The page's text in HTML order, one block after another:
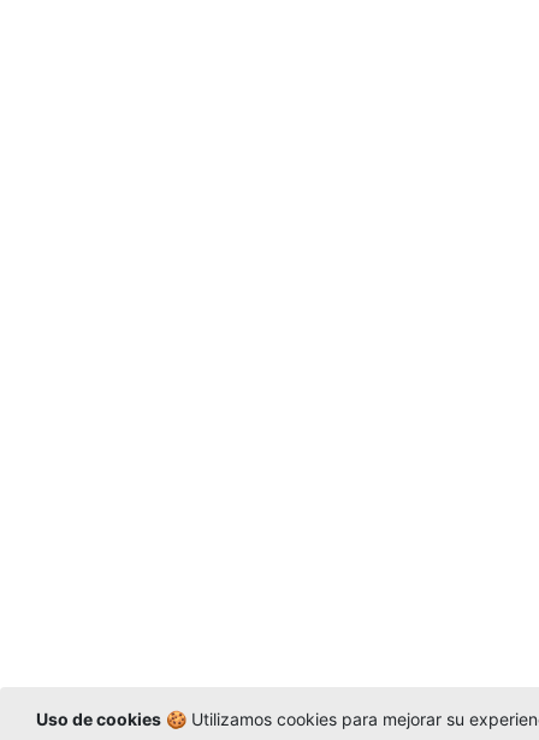
Uso de cookies 🍪 Utilizamos cookies para mejorar su